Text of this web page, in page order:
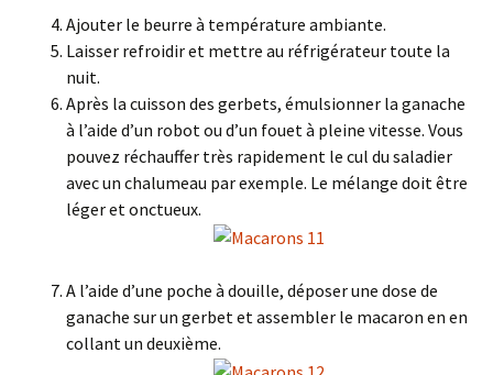
Ajouter le beurre à température ambiante.
Laisser refroidir et mettre au réfrigérateur toute la
nuit.
Après la cuisson des gerbets, émulsionner la ganache
à l’aide d’un robot ou d’un fouet à pleine vitesse. Vous
pouvez réchauffer très rapidement le cul du saladier
avec un chalumeau par exemple. Le mélange doit être
léger et onctueux.
A l’aide d’une poche à douille, déposer une dose de
ganache sur un gerbet et assembler le macaron en en
collant un deuxième.